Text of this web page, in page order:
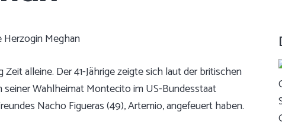
alleine. Der 41-Jährige zeigte sich laut der britischen
seiner Wahlheimat Montecito im US-Bundesstaat
Nacho Figueras (49), Artemio, angefeuert haben.